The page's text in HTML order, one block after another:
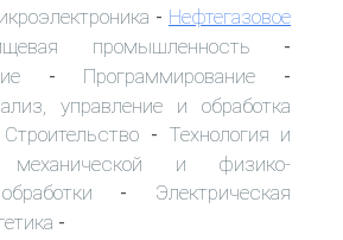
- Нефтегазовое
промышленность -
- Программирование -
управление и обработка
Строительство - Технология и
механической и физико-
- Электрическая
-